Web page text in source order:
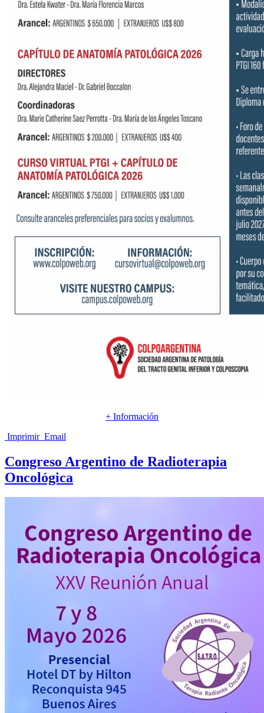
+ Información
Imprimir Email
Congreso Argentino de Radioterapia
Oncológica